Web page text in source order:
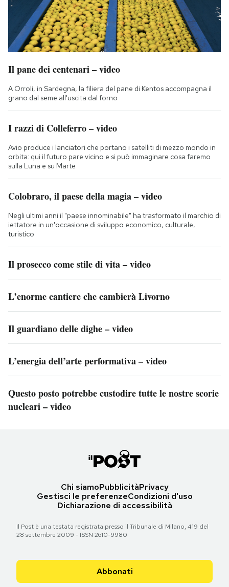
Il pane dei centenari – video
A Orroli, in Sardegna, la filiera del pane di Kentos accompagna il
grano dal seme all'uscita dal forno
I razzi di Colleferro – video
Avio produce i lanciatori che portano i satelliti di mezzo mondo in
orbita: qui il futuro pare vicino e si può immaginare cosa faremo
sulla Luna e su Marte
Colobraro, il paese della magia – video
Negli ultimi anni il "paese innominabile" ha trasformato il marchio di
iettatore in un'occasione di sviluppo economico, culturale,
turistico
Il prosecco come stile di vita – video
L’enorme cantiere che cambierà Livorno
Il guardiano delle dighe – video
L’energia dell’arte performativa – video
Questo posto potrebbe custodire tutte le nostre scorie
nucleari – video
Chi siamoPubblicitàPrivacy
Gestisci le preferenzeCondizioni d'uso
Dichiarazione di accessibilità
Il Post è una testata registrata presso il Tribunale di Milano, 419 del
28 settembre 2009 - ISSN 2610-9980
Abbonati